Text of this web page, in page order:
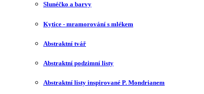
Slunéčko a barvy
Kytice - mramorování s mlékem
Abstraktní tvář
Abstraktní podzimní listy
Abstraktní listy inspirované P. Mondrianem